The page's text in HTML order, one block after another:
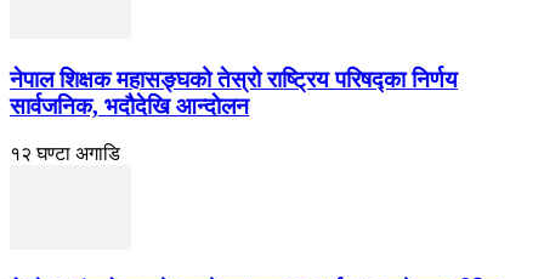
नेपाल शिक्षक महासङ्घको तेस्रो राष्ट्रिय परिषद्का निर्णय
सार्वजनिक, भदाैदेखि आन्दाेलन
१२ घण्टा अगाडि